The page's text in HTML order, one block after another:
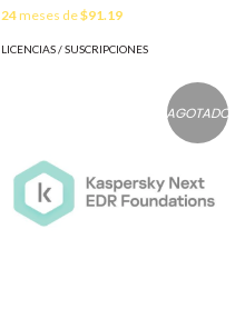
24meses de$91.19
LICENCIAS / SUSCRIPCIONES
AGOTADO